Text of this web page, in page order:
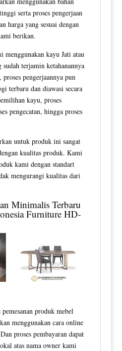
serta proses pengerjaan
harga yang sesuai dengan
berikan.
menggunakan kayu Jati atau
terjamin ketahanannya
pengerjaannya pun
terbaru dan diawasi secara
kayu, proses
pengecatan, hingga proses
untuk produk ini sangat
kualitas produk. Kami
kami dengan standart
mengurangi kualitas dari
MinimalisTerbaru
Furniture HD-
produk mebel
menggunakan cara online
proses pembayaran dapat
atas nama owner kami